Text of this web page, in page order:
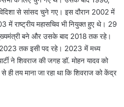
से सांसद चुने गए। इस दौरान 2002 में
में राष्ट्रीय महासचिव भी नियुक्त हुए थे। 29
बने और उसके बाद 2018 तक रहे।
तक इसी पद रहे। 2023 में मध्य
ने शिवराज की जगह डॉ. मोहन यादव को
तय माना जा रहा था कि शिवराज को केंद्र